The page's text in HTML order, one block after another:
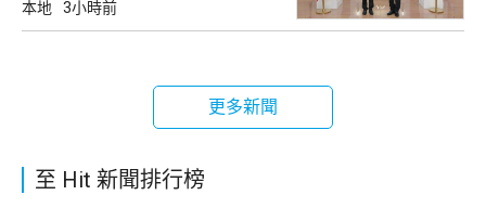
本地 3小時前
更多新聞
至 Hit 新聞排行榜